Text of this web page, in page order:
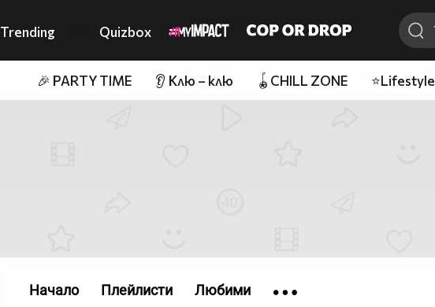
Trending Quizbox
🎉 PARTY TIME 👂 Клю – клю 🪀CHILL ZONE ⭐Lifestyle
Начало Плейлисти Любими